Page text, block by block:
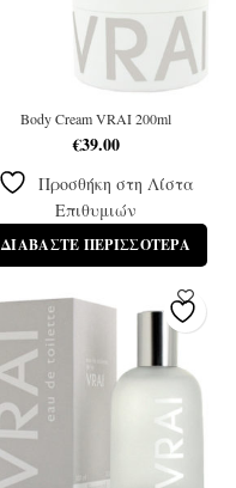
Body Cream VRAI 200ml
€39.00
Προσθήκη στη Λίστα
Επιθυμιών
ΔΙΑΒΆΣΤΕ ΠΕΡΙΣΣΌΤΕΡΑ